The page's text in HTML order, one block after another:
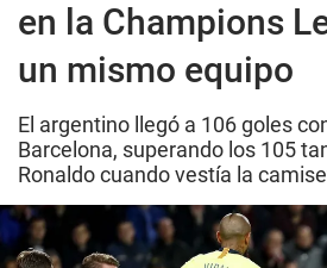
en la Champions
un mismo equipo
El argentino llegó a 106 goles
Barcelona, superando los 105
Ronaldo cuando vestía la